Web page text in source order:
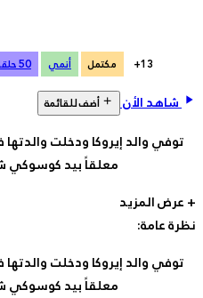
22 دقيقة 2.7K
في غيبوبة فوجدت إيروكا مصيرها
شريك والدها الشرير.
في غيبوبة فوجدت إيروكا مصيرها
شريك والدها الشرير.